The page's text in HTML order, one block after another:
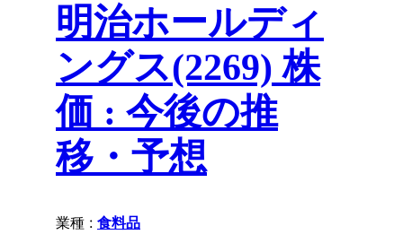
明治ホールディ
ングス(2269) 株
価 : 今後の推
移・予想
業種 : 食料品